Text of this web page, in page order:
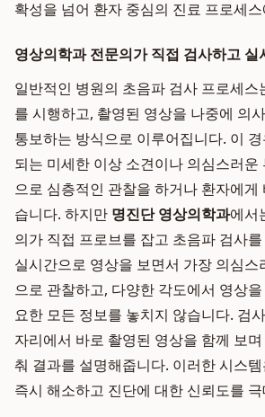
확성을 넘어 환자 중심의 진료 프로세
영상의학과 전문의가 직접 검사하고 실
일반적인 병원의 초음파 검사 프로세
를 시행하고, 촬영된 영상을 나중에 의
통보하는 방식으로 이루어집니다. 이
되는 미세한 이상 소견이나 의심스러운
으로 심층적인 관찰을 하거나 환자에게
습니다. 하지만 명진단 영상의학과에서
의가 직접 프로브를 잡고 초음파 검사
실시간으로 영상을 보면서 가장 의심스
으로 관찰하고, 다양한 각도에서 영상
요한 모든 정보를 놓치지 않습니다. 검
자리에서 바로 촬영된 영상을 함께 보
춰 결과를 설명해줍니다. 이러한 시스
즉시 해소하고 진단에 대한 신뢰도를